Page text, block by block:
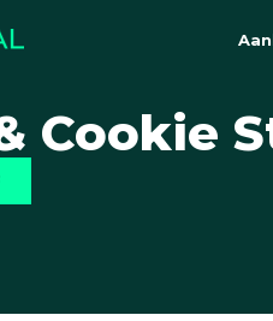
Cookie